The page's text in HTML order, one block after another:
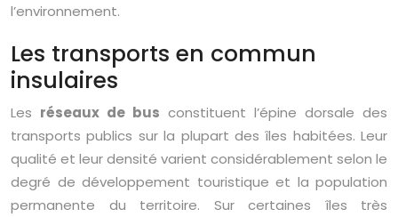
l’environnement.
Les transports en commun
insulaires
Les réseaux de bus constituent l’épine dorsale des
transports publics sur la plupart des îles habitées. Leur
qualité et leur densité varient considérablement selon le
degré de développement touristique et la population
permanente du territoire. Sur certaines îles très